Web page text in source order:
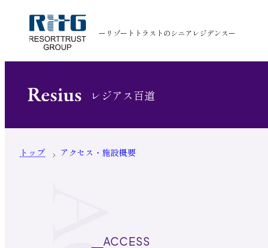
ーリゾートトラストのシニアレジデンスー
レジアス百道
トップ アクセス・施設概要
ACCESS